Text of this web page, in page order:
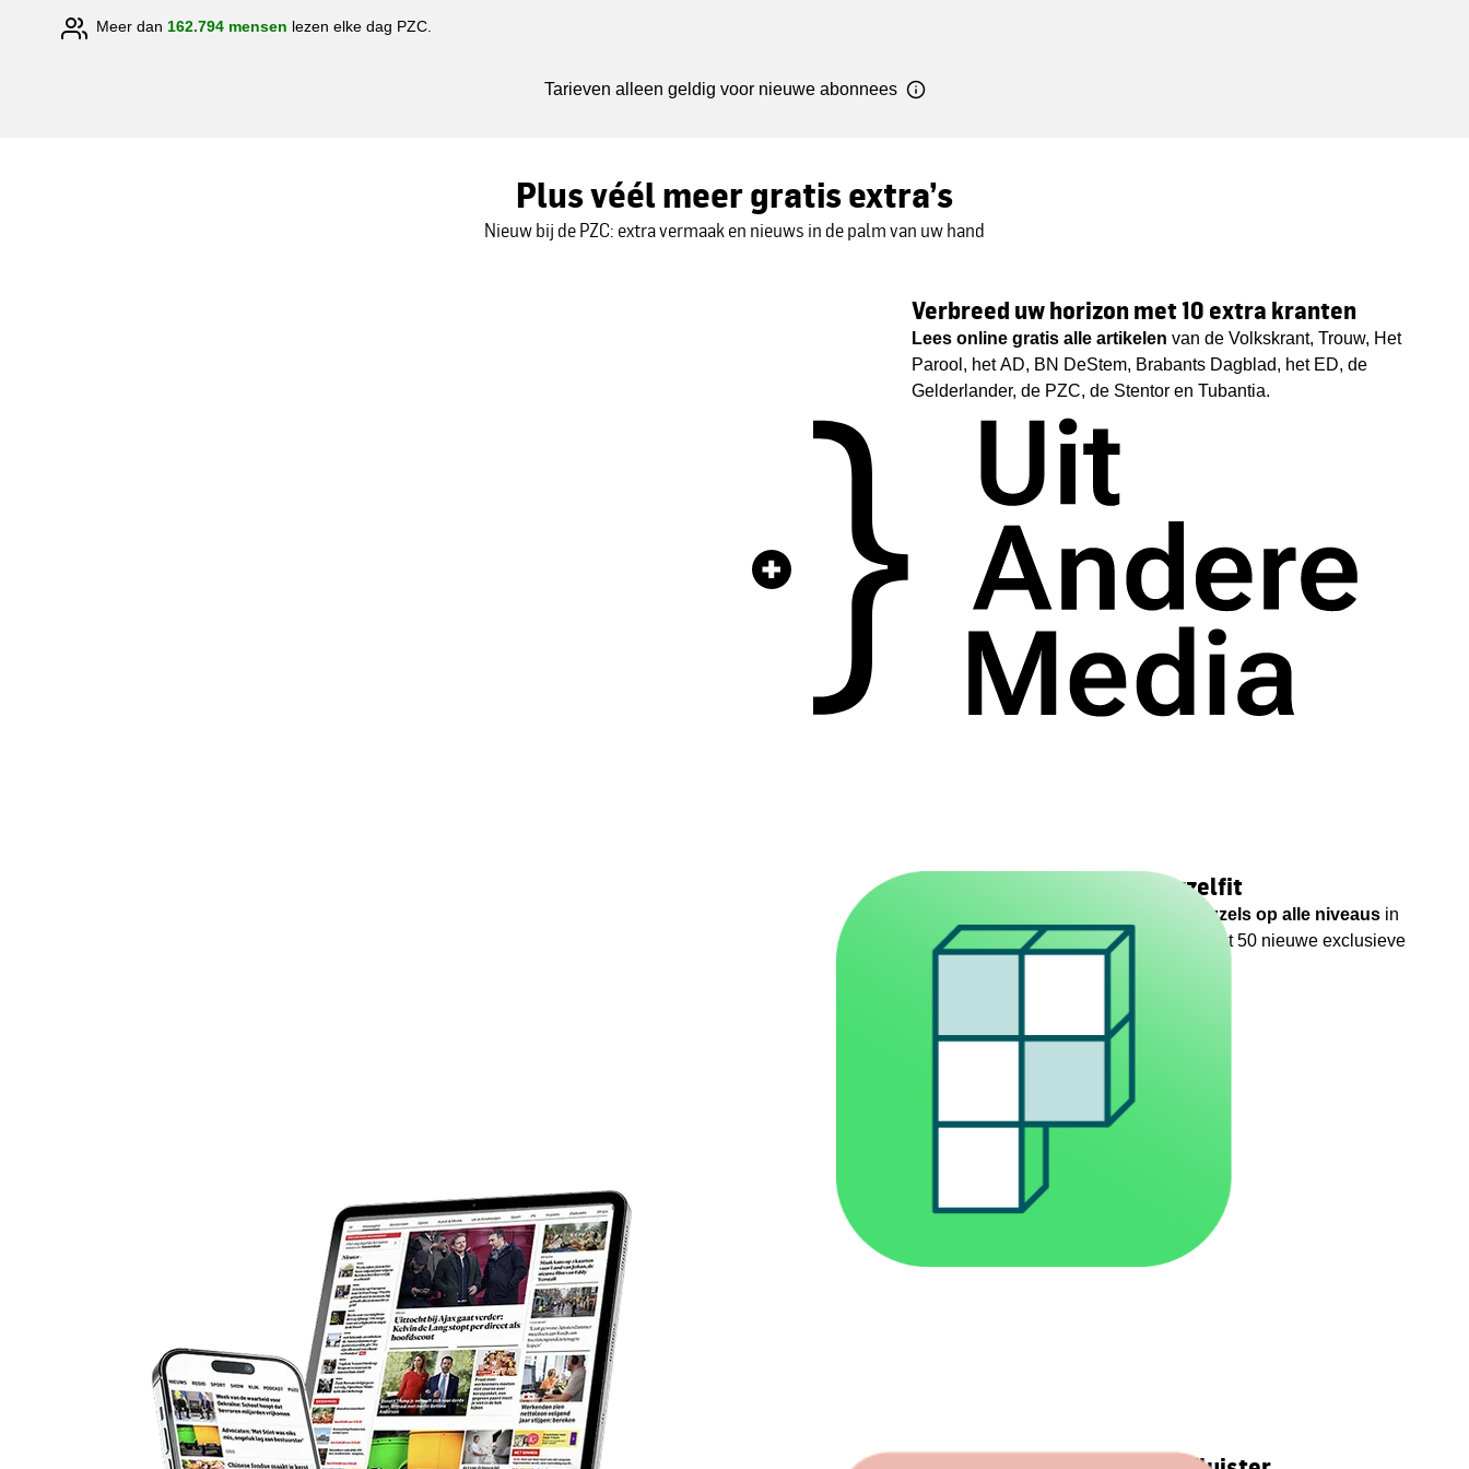
Meer dan 162.794 mensen lezen elke dag PZC.
Tarieven alleen geldig voor nieuwe abonnees
Plus véél meer gratis extra’s
Nieuw bij de PZC: extra vermaak en nieuws in de palm van uw hand
Verbreed uw horizon met 10 extra kranten
Lees online gratis alle artikelen van de Volkskrant, Trouw, Het
Parool, het AD, BN DeStem, Brabants Dagblad, het ED, de
Gelderlander, de PZC, de Stentor en Tubantia.
Daag uw brein uit met Puzzelfit
uitdagende woord- en cijferpuzzels op alle niveaus in
de Puzzelfit-app, met dagelijks maar liefst 50 nieuwe exclusieve